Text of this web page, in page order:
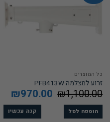
כל המוצרים
זרוע למצלמה PFB413W
₪1,100.00 המחיר
המקורי
₪1,100.00.
₪970.00
הוא:
הוספה לסל קנה עכשיו